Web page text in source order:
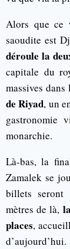
Alors que ce
saoudite est
déroule la
capitale du
massives
de Riyad, un
gastronomie
monarchie.
Là-bas, la
Zamalek se
billets seront
mètres de là,
places,